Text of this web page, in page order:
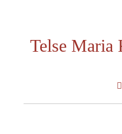
springenTelse Maria